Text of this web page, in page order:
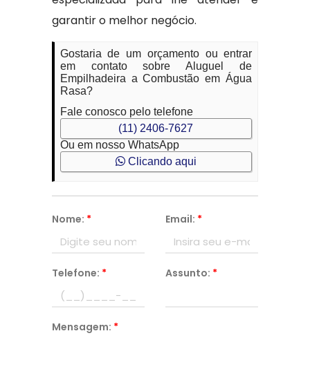
garantir o melhor negócio.
Gostaria de um orçamento ou entrar
em contato sobre Aluguel de
Empilhadeira a Combustão em Água
Rasa?
Fale conosco pelo telefone
(11) 2406-7627
Ou em nosso WhatsApp
Clicando aqui
Nome: * Email: *
Telefone: * Assunto: *
Mensagem: *